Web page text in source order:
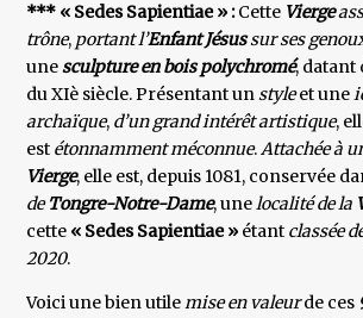
*** « Sedes Sapientiae » :Cette Vierge
trône, portant l’Enfant Jésussur ses
unesculpture en bois polychromé,
du XIè siècle. Présentant unstyleet une
archaïque, d’un grand intérêt artistique,
est étonnamment méconnue.Attachée à
Vierge, elle est, depuis 1081, conservée
deTongre-Notre-Dame, unelocalité de la
cette « Sedes Sapientiae » étant classée
2020.
Voici une bien utilemise en valeurde ces